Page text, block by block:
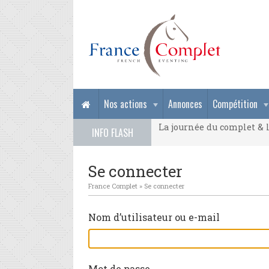
Nos actions Annonces Compétition
INFO FLASH
La journée du complet
La journée du complet
Se connecter
France Complet » Se connecter
Nom d’utilisateur ou e-mail